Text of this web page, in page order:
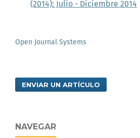
(2014): Julio - Diciembre 2014
Open Journal Systems
ENVIAR UN ARTÍCULO
NAVEGAR